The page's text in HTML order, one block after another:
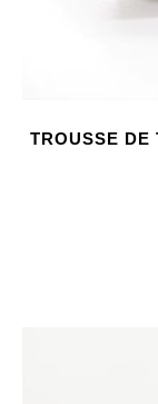
TROUSSE DE